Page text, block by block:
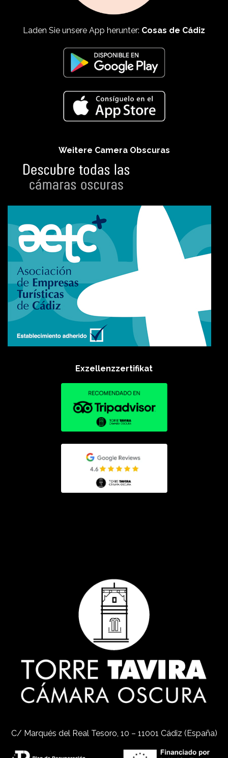
Laden Sie unsere App herunter: Cosas de Cádiz
Weitere Camera Obscuras
Exzellenzzertifikat​
C/ Marqués del Real Tesoro, 10 – 11001 Cádiz (España)